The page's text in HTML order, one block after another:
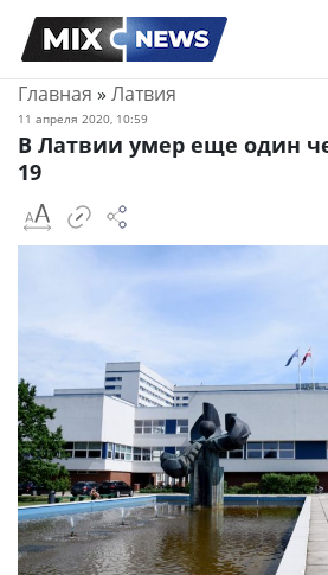
Главная » Латвия
11 апреля 2020, 10:59
В Латвии умер еще один
19